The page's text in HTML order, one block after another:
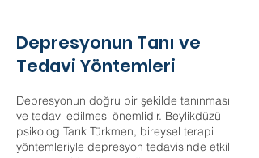
Depresyonun Tanı ve
Tedavi Yöntemleri
Depresyonun doğru bir şekilde tanınması
ve tedavi edilmesi önemlidir. Beylikdüzü
psikolog Tarık Türkmen, bireysel terapi
yöntemleriyle depresyon tedavisinde etkili